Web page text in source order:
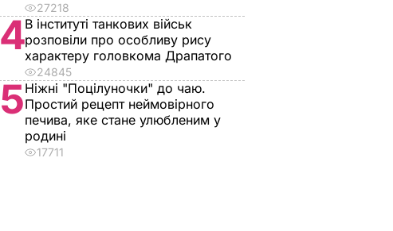
27218
4В інституті танкових військ
розповіли про особливу рису
характеру головкома Драпатого
24845
5Ніжні "Поцілуночки" до чаю.
Простий рецепт неймовірного
печива, яке стане улюбленим у
родині
17711